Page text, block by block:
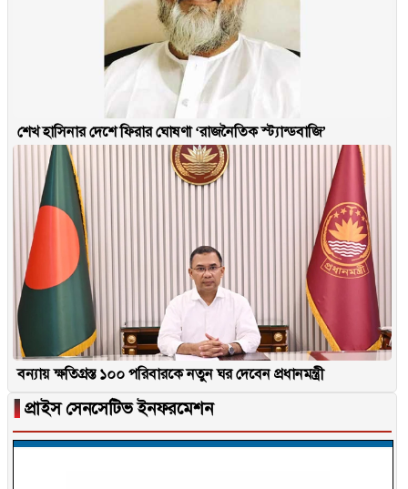
শেখ হাসিনার দেশে ফিরার ঘোষণা ‘রাজনৈতিক স্ট্যান্ডবাজি’
বন্যায় ক্ষতিগ্রস্ত ১০০ পরিবারকে নতুন ঘর দেবেন প্রধানমন্ত্রী
▐ প্রাইস সেনসেটিভ ইনফরমেশন